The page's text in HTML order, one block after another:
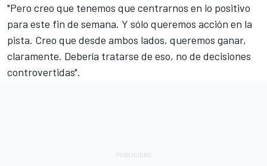
"Pero creo que tenemos que centrarnos en lo positivo
para este fin de semana. Y sólo queremos acción en la
pista. Creo que desde ambos lados, queremos ganar,
claramente. Debería tratarse de eso, no de decisiones
controvertidas".